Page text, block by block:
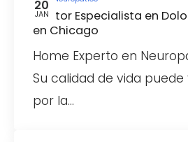
20
JAN
Doctor Especialista en
en Chicago
Home Experto en
Su calidad de vida
por la…